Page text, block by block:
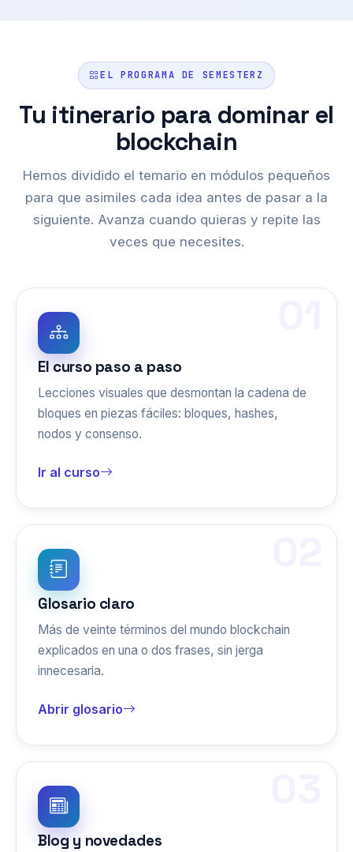
EL PROGRAMA DE SEMESTERZ
Tu itinerario para dominar el
blockchain
Hemos dividido el temario en módulos pequeños
para que asimiles cada idea antes de pasar a la
siguiente. Avanza cuando quieras y repite las
veces que necesites.
El curso paso a paso
Lecciones visuales que desmontan la cadena de
bloques en piezas fáciles: bloques, hashes,
nodos y consenso.
Ir al curso
Glosario claro
Más de veinte términos del mundo blockchain
explicados en una o dos frases, sin jerga
innecesaria.
Abrir glosario
Blog y novedades